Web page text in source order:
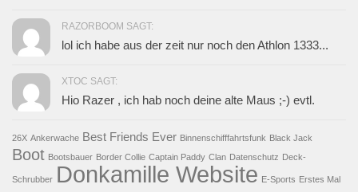
RAZORBOOM SAGT:
lol ich habe aus der zeit nur noch den Athlon 1333...
XTOC SAGT:
Hio Razer , ich hab noch deine alte Maus ;-) evtl.
26X Ankerwache Best Friends Ever Binnenschifffahrtsfunk Black Jack
Boot Bootsbauer Border Collie Captain Paddy Clan Datenschutz Deck-
Schrubber Donkamille Website E-Sports Erstes Mal